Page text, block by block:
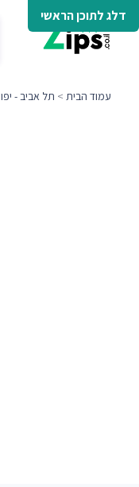
דלג לתוכן הראשי
עמוד הבית > תל אביב - יפו